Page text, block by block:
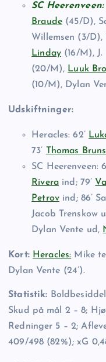
SC Heerenveen:
Braude(45/D),
Willemsen (3/
Linday(16/M), J.
(20/M), Luuk
(10/M), Dylan
Udskiftninger:
Heracles: 62’
73’ Thomas Bruns
SC Heerenveen:
Riveraind; 79’
Petrovind; 86’
Jacob Trenskow
Dylan Vente ud,
Kort: Heracles: Mike
Dylan Vente (24’).
Statistik:
Skud på mål 2 – 8;
Redninger 5 – 2;
409/498 (82%); xG